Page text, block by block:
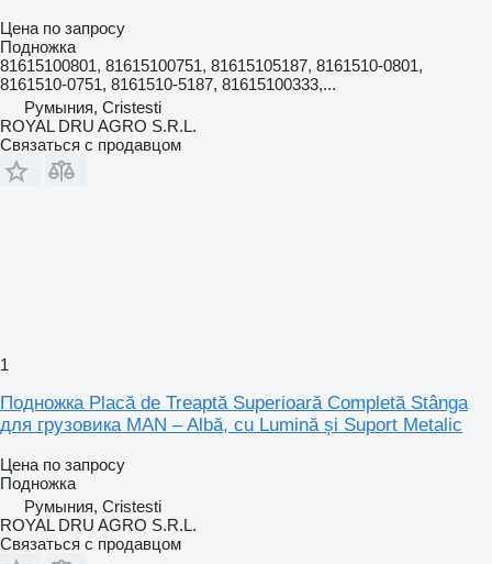
Цена по запросу
Подножка
81615100801, 81615100751, 81615105187, 8161510-0801,
8161510-0751, 8161510-5187, 81615100333,...
Румыния, Cristesti
ROYAL DRU AGRO S.R.L.
Связаться с продавцом
1
Подножка Placă de Treaptă Superioară Completă Stânga
для грузовика MAN – Albă, cu Lumină și Suport Metalic
Цена по запросу
Подножка
Румыния, Cristesti
ROYAL DRU AGRO S.R.L.
Связаться с продавцом